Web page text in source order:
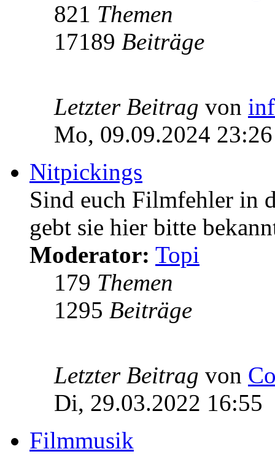
821 Themen
17189 Beiträge
Letzter Beitrag von
Mo, 09.09.2024 23:26
Nitpickings
Sind euch Filmfehler in
gebt sie hier bitte
Moderator: Topi
179 Themen
1295 Beiträge
Letzter Beitrag von
Di, 29.03.2022 16:55
Filmmusik